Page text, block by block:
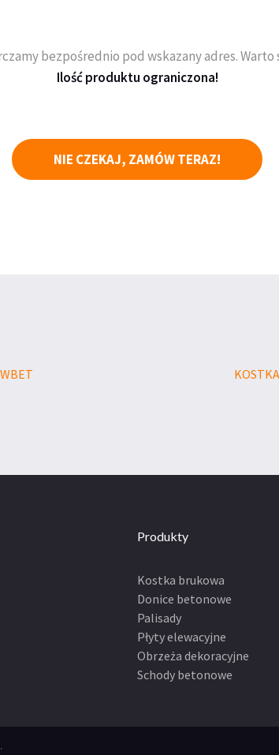
bezpośrednio pod wskazany adres. Warto
Ilość produktu ograniczona!
NIE CZEKAJ, ZAMÓW TERAZ!
Produkty
Kostka brukowa
Donice betonowe
Palisady
Płyty elewacyjne
Obrzeża dekoracyjne
Schody betonowe
.